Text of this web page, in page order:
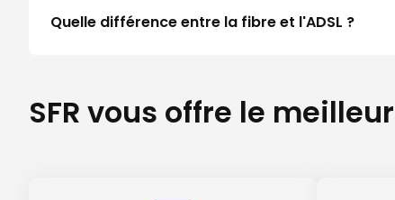
Quelle différence entre la fibre et l'ADSL ?
SFR vous offre le